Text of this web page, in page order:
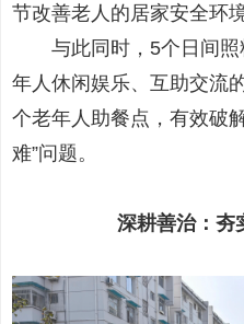
节改善老人的居家安全环境
与此同时，5个日间照
年人休闲娱乐、互助交流
个老年人助餐点，有效破
难”问题。
深耕善治：夯